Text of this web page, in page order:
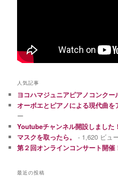
人気記事
ヨコハマジュニアピアノコンクー
オーボエとピアノによる現代曲を
ー
Youtubeチャンネル開設しました！
マスクを取ったら。
- 1,620 ビュ
第２回オンラインコンサート開催
最近の投稿